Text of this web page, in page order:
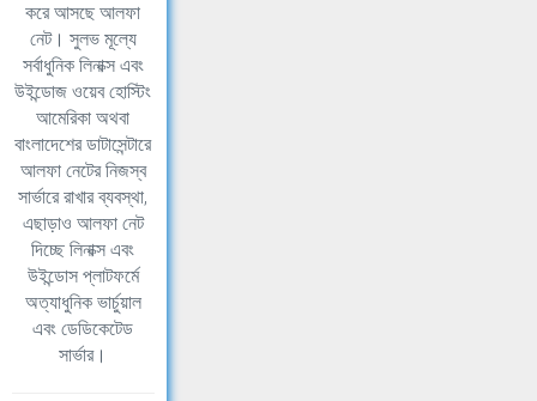
করে আসছে আলফা
নেট। সুলভ মূল্যে
সর্বাধুনিক লিনাক্স এবং
উইন্ডোজ ওয়েব হোস্টিং
আমেরিকা অথবা
বাংলাদেশের ডাটাসেন্টারে
আলফা নেটের নিজস্ব
সার্ভারে রাখার ব্যবস্থা,
এছাড়াও আলফা নেট
দিচ্ছে লিনাক্স এবং
উইন্ডোস প্লাটফর্মে
অত্যাধুনিক ভার্চুয়াল
এবং ডেডিকেটেড
সার্ভার।